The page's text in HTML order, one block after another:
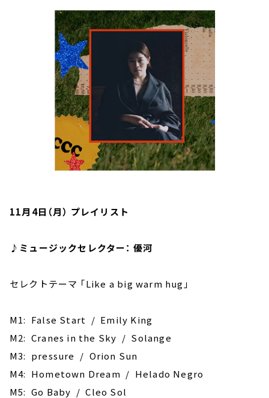
YouTube
会社情報
11月4日（月） プレイリスト
♪ミュージックセレクター： 優河
セレクトテーマ ｢Like a big warm hug｣
M1: False Start / Emily King
M2: Cranes in the Sky / Solange
M3: pressure / Orion Sun
M4: Hometown Dream / Helado Negro
M5: Go Baby / Cleo Sol